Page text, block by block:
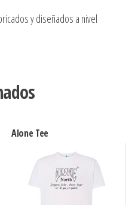
y diseñados a nivel
Alone Tee